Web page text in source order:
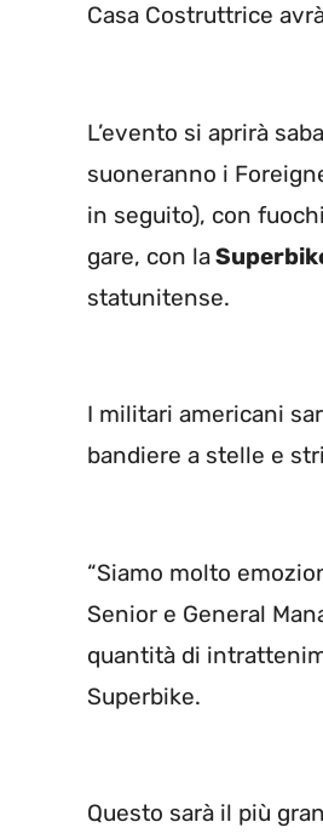
Casa Costruttrice
L’evento si aprirà
suoneranno i
in seguito), con
gare, con la
statunitense.
I militari americani
bandiere a stelle e
“Siamo molto
Senior e General
quantità di
Superbike.
Questo sarà il più